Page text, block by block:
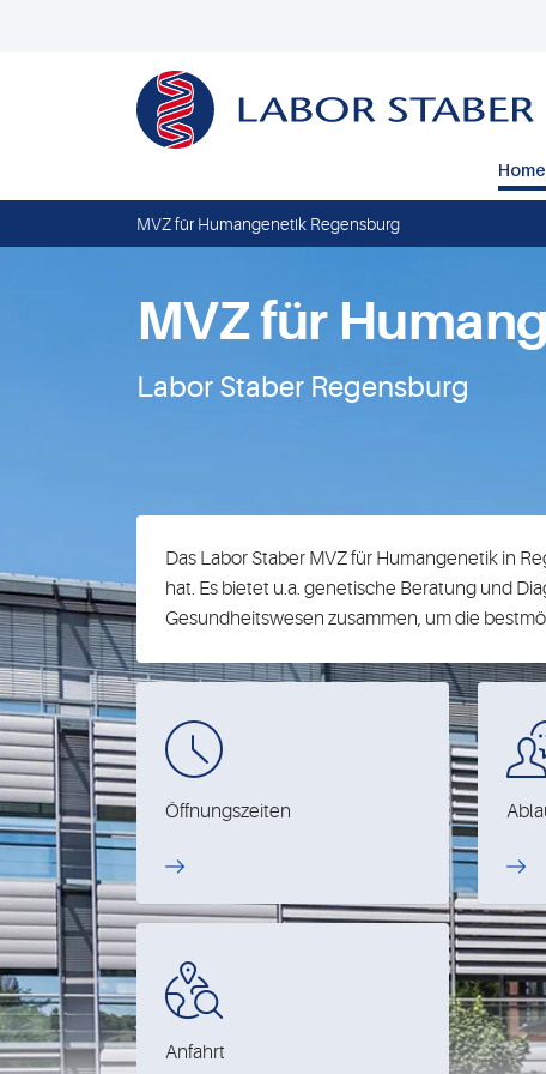
Home
MVZ für Humangenetik Regensburg
MVZ für
Labor Staber Regensburg
Das Labor Staber MVZ für Humangenetik in
hat. Es bietet u.a. genetische Beratung und
Gesundheitswesen zusammen, um die
Öffnungszeiten
Anfahrt